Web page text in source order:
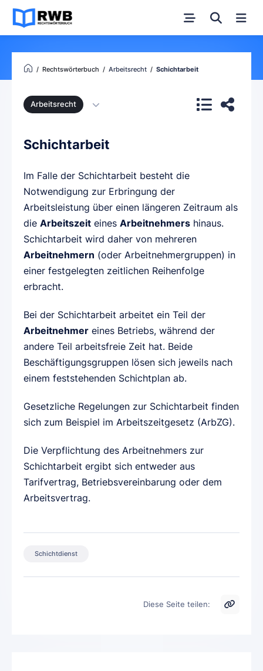
Rechtswörterbuch Arbeitsrecht Schichtarbeit
Arbeitsrecht
Schichtarbeit
Im Falle der Schichtarbeit besteht die
Notwendigung zur Erbringung der
Arbeitsleistung über einen längeren Zeitraum als
die Arbeitszeit eines Arbeitnehmers hinaus.
Schichtarbeit wird daher von mehreren
Arbeitnehmern (oder Arbeitnehmergruppen) in
einer festgelegten zeitlichen Reihenfolge
erbracht.
Bei der Schichtarbeit arbeitet ein Teil der
Arbeitnehmer eines Betriebs, während der
andere Teil arbeitsfreie Zeit hat. Beide
Beschäftigungsgruppen lösen sich jeweils nach
einem feststehenden Schichtplan ab.
Gesetzliche Regelungen zur Schichtarbeit finden
sich zum Beispiel im Arbeitszeitgesetz (ArbZG).
Die Verpflichtung des Arbeitnehmers zur
Schichtarbeit ergibt sich entweder aus
Tarifvertrag, Betriebsvereinbarung oder dem
Arbeitsvertrag.
Schichtdienst
Diese Seite teilen: